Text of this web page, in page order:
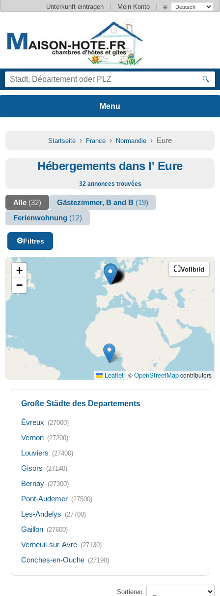
Unterkunft eintragen | Mein Konto | 🌐
🔍
Startseite › France › Normandie › Eure
Hébergements dans l' Eure
32 annonces trouvées
Alle (32) Gästezimmer, B and B (19)
Ferienwohnung (12)
Filtres
Vollbild
+
−
Leaflet | ©OpenStreetMapcontributors
Große Städte des Departements
Évreux (27000)
Vernon (27200)
Louviers (27400)
Gisors (27140)
Bernay (27300)
Pont-Audemer (27500)
Les-Andelys (27700)
Gaillon (27600)
Verneuil-sur-Avre (27130)
Conches-en-Ouche (27190)
Sortieren :